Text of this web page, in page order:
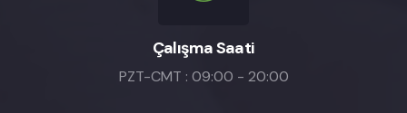
Çalışma Saati
PZT-CMT : 09:00 - 20:00